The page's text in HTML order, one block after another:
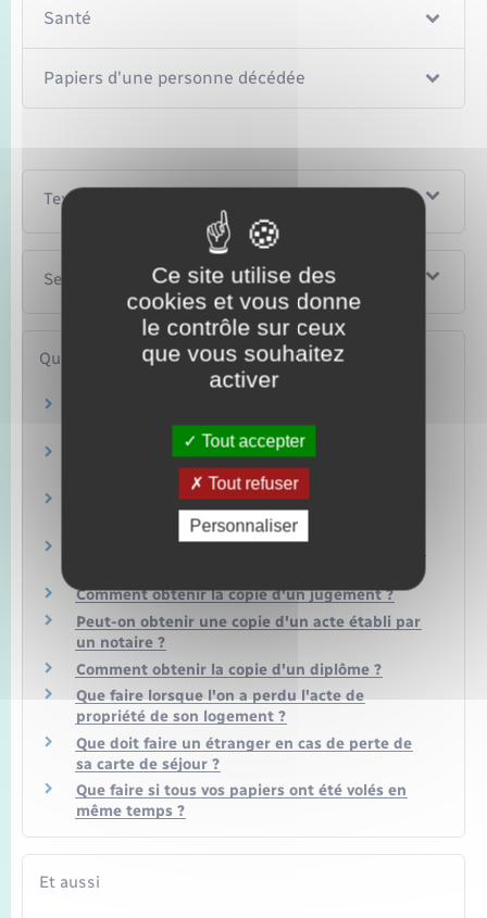
Santé
Papiers d'une personne décédée
Textes de référence
Services en ligne et formulaires
Questions ? Réponses !
papier ou électronique ?
Y a-t-il une durée de validité d'un acte d'état
Quelle est la durée de validité d'un permis de
Doit-on remplacer son permis de conduire rose
Comment obtenir la copie d'un jugement ?
Peut-on obtenir une copie d'un acte établi par
un notaire ?
Comment obtenir la copie d'un diplôme ?
Que faire lorsque l'on a perdu l'acte de
propriété de son logement ?
Que doit faire un étranger en cas de perte de
sa carte de séjour ?
Que faire si tous vos papiers ont été volés en
même temps ?
Et aussi
Ce site utilise des
cookies et vous donne
le contrôle sur ceux
que vous souhaitez
activer
Tout accepter
Tout refuser
Personnaliser